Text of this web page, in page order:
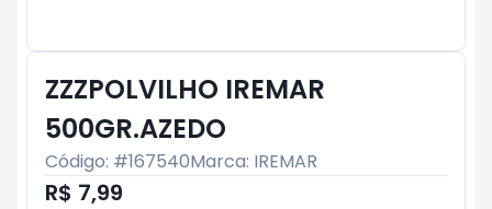
ZZZPOLVILHO IREMAR
500GR.AZEDO
Código: #167540Marca: IREMAR
R$ 7,99